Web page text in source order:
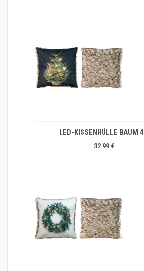
LED-KISSENHÜLLE BAUM
32.99 €